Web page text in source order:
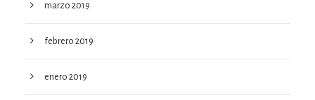
marzo 2019
febrero 2019
enero 2019